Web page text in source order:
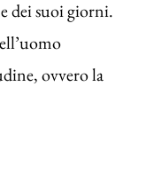
dei suoi giorni.
ovvero la